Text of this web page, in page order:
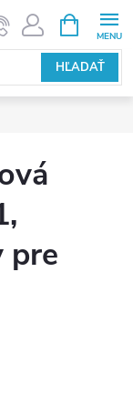
HĽADAŤ
KOŠÍK
pre